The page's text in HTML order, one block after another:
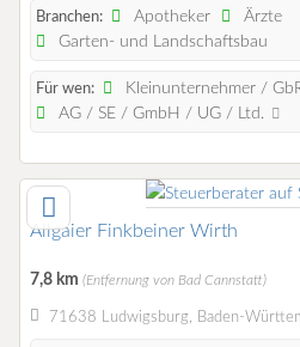
Branchen: Apotheker
Ärzte
Garten- und Landschaftsbau
Für wen:
Kleinunternehmer /
AG / SE / GmbH / UG / Ltd.
Allgaier Finkbeiner Wirth
7,8 km (Entfernung von Bad Cannstatt)
71638 Ludwigsburg, Baden-